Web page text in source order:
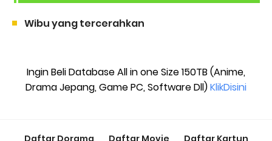
Wibu yang tercerahkan
Ingin Beli Database All in one Size 150TB (Anime,
Drama Jepang, Game PC, Software Dll)KlikDisini
Daftar Dorama Daftar Movie Daftar Kartun